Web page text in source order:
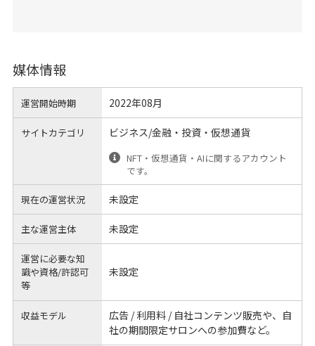
媒体情報
運営開始時期 2022年08月
サイトカテゴリ ビジネス/金融・投資・仮想通貨
NFT・仮想通貨・AIに関するアカウント
です。
現在の運営状況 未設定
主な運営主体 未設定
運営に必要な知
識や資格/許認可
等
未設定
収益モデル
広告 / 利用料 / 自社コンテンツ販売や、自
社の期間限定サロンへの参加費など。